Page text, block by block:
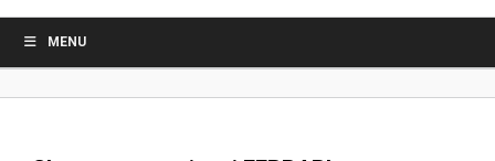
MENU